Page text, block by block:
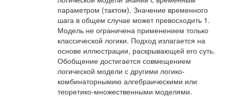
параметром (тактом). Значение временного
шага в общем случае может превосходить 1.
Модель не ограничена применением только
классической логики. Подход излагается на
основе иллюстрации, раскрывающей его суть.
Обобщение достигается совмещением
логической модели с другими логико-
комбинаторнымию алгебраическими или
теоретико-множественными моделями.